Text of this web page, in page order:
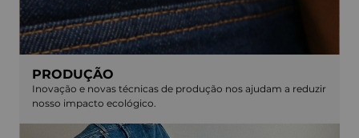
PRODUÇÃO
Inovação e novas técnicas de produção nos ajudam a reduzir
nosso impacto ecológico.